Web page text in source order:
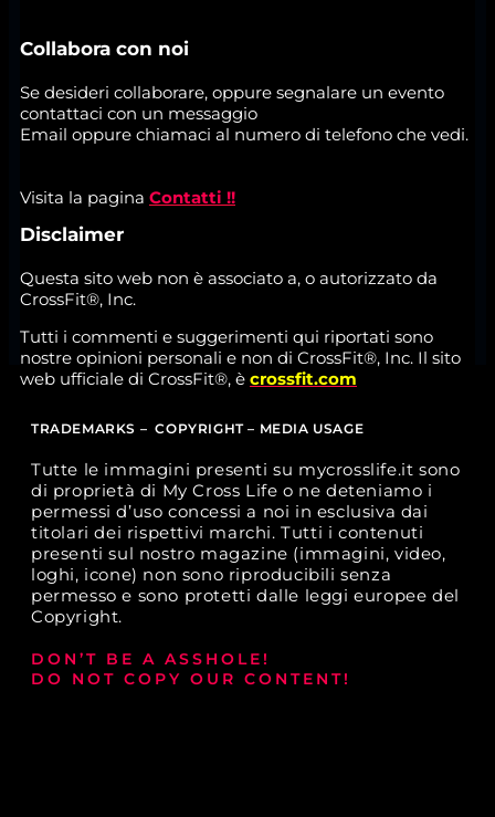
Collabora con noi
Se desideri collaborare, oppure segnalare un evento
contattaci con un messaggio
Email oppure chiamaci al numero di telefono che vedi.
Visita la pagina Contatti !!
Disclaimer
Questa sito web non è associato a, o autorizzato da
CrossFit®, Inc.
Tutti i commenti e suggerimenti qui riportati sono
nostre opinioni personali e non di CrossFit®, Inc. Il sito
web ufficiale di CrossFit®, è crossfit.com
TRADEMARKS – COPYRIGHT – MEDIA USAGE
Tutte le immagini presenti su mycrosslife.it sono
di proprietà di My Cross Life o ne deteniamo i
permessi d’uso concessi a noi in esclusiva dai
titolari dei rispettivi marchi. Tutti i contenuti
presenti sul nostro magazine (immagini, video,
loghi, icone) non sono riproducibili senza
permesso e sono protetti dalle leggi europee del
Copyright.
DON’T BE A ASSHOLE!
DO NOT COPY OUR CONTENT!